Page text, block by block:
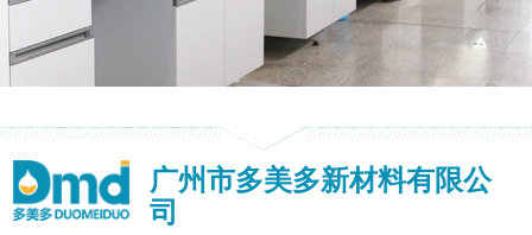
广州市多美多新材料有限公
司